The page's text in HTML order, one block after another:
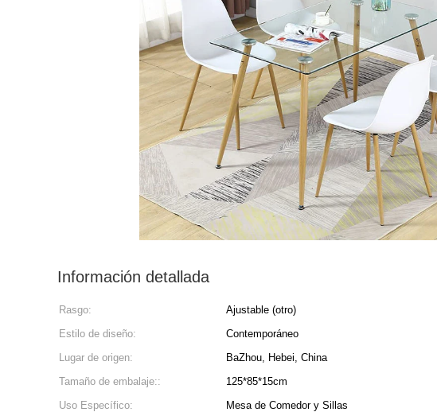
Información detallada
Rasgo: Ajustable (otro)
Estilo de diseño:
Contemporáneo
Lugar de origen:
BaZhou, Hebei, China
Tamaño de embalaje::
125*85*15cm
Uso Específico:
Mesa de Comedor y Sillas